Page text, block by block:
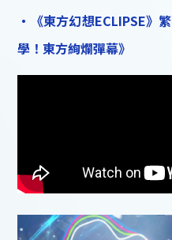
・《東方幻想ECLIPSE》
學！東方絢爛彈幕》